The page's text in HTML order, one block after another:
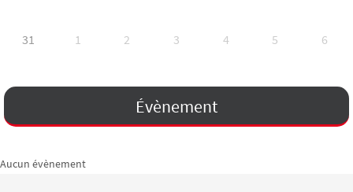
31 1 2 3 4 5 6
Évènement
Aucun évènement